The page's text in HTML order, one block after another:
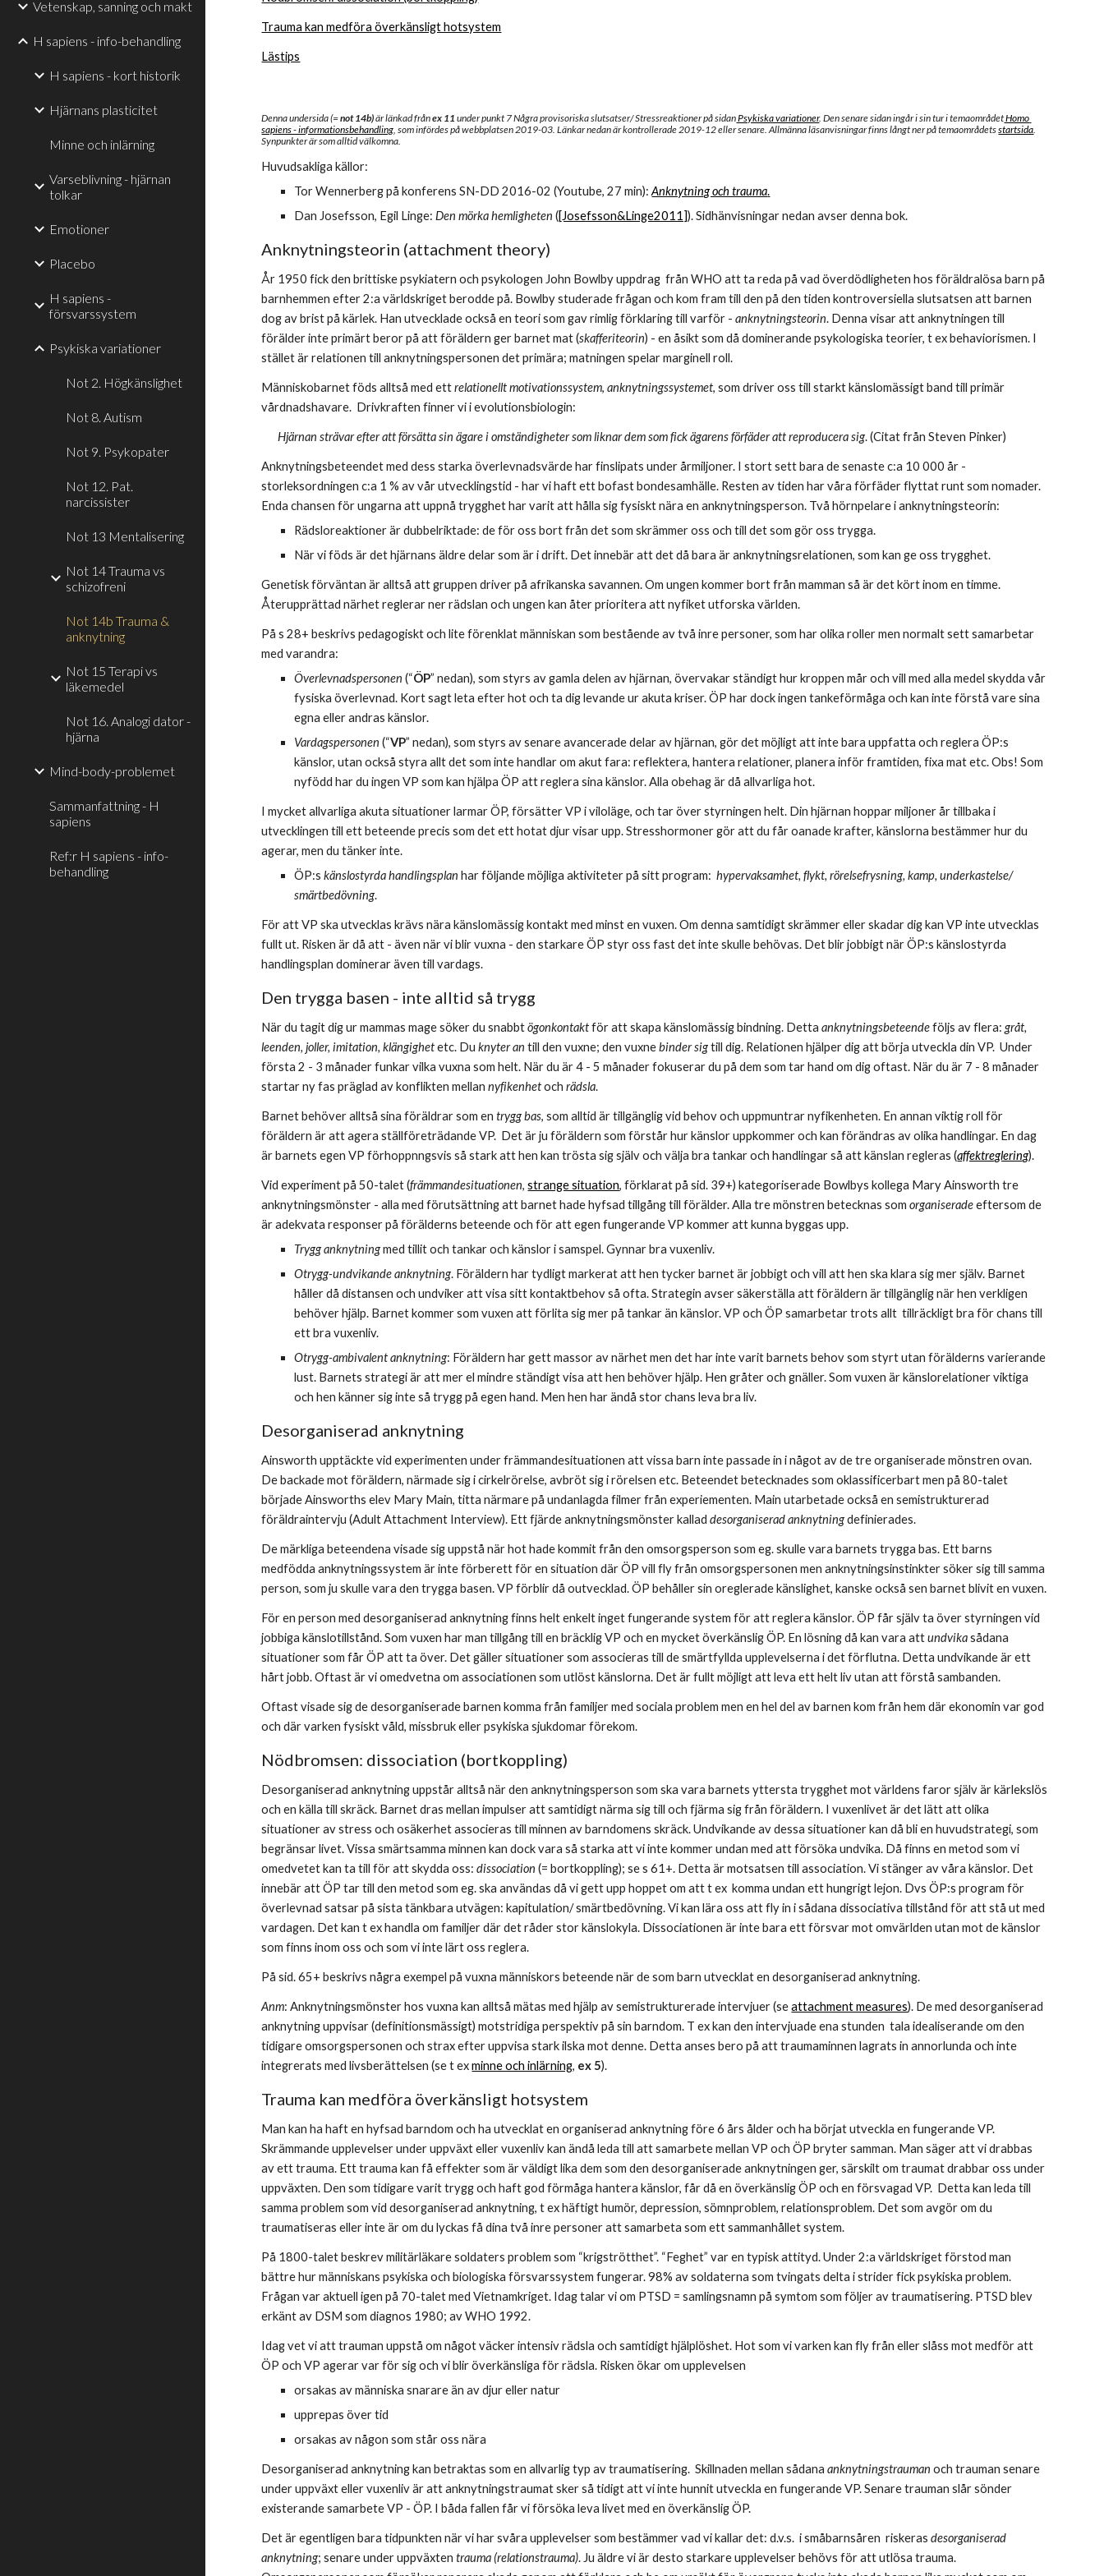
Vetenskap, sanning och makt
H sapiens - info-behandling
H sapiens - kort historik
Hjärnans plasticitet
Minne och inlärning
Varseblivning - hjärnan
tolkar
Emotioner
Placebo
H sapiens -
försvarssystem
Psykiska variationer
Not 2. Högkänslighet
Not 8. Autism
Not 9. Psykopater
Not 12. Pat.
narcissister
Not 13 Mentalisering
Not 14 Trauma vs
schizofreni
Not 14b Trauma &
anknytning
Not 15 Terapi vs
läkemedel
Not 16. Analogi dator -
hjärna
Mind-body-problemet
Sammanfattning - H
sapiens
Ref:r H sapiens - info-
behandling
Trauma kan medföra överkänsligt hotsystem
Lästips
Denna undersida (= not 14b) är länkad från ex 11 under punkt 7 Några provisoriska slutsatser/ Stressreaktioner på sidan Psykiska variationer. Den senare sidan ingår i sin tur i temaområdet Homo
sapiens - informationsbehandling, som infördes på webbplatsen 2019-03. Länkar nedan är kontrollerade 2019-12 eller senare. Allmänna läsanvisningar finns långt ner på temaområdets startsida.
Synpunkter är som alltid välkomna.
Huvudsakliga källor:
Tor Wennerberg på konferens SN-DD 2016-02 (Youtube, 27 min): Anknytning och trauma.
Dan Josefsson, Egil Linge: Den mörka hemligheten ([Josefsson&Linge2011]). Sidhänvisningar nedan avser denna bok.
Anknytningsteorin (attachment theory)
År 1950 fick den brittiske psykiatern och psykologen John Bowlby uppdrag  från WHO att ta reda på vad överdödligheten hos föräldralösa barn på
barnhemmen efter 2:a världskriget berodde på. Bowlby studerade frågan och kom fram till den på den tiden kontroversiella slutsatsen att barnen
dog av brist på kärlek. Han utvecklade också en teori som gav rimlig förklaring till varför - anknytningsteorin. Denna visar att anknytningen till
förälder inte primärt beror på att föräldern ger barnet mat (skafferiteorin) - en åsikt som då dominerande psykologiska teorier, t ex behaviorismen. I
stället är relationen till anknytningspersonen det primära; matningen spelar marginell roll.
Människobarnet föds alltså med ett relationellt motivationssystem, anknytningssystemet, som driver oss till starkt känslomässigt band till primär
vårdnadshavare.  Drivkraften finner vi i evolutionsbiologin:
Hjärnan strävar efter att försätta sin ägare i omständigheter som liknar dem som fick ägarens förfäder att reproducera sig. (Citat från Steven Pinker)
Anknytningsbeteendet med dess starka överlevnadsvärde har finslipats under årmiljoner. I stort sett bara de senaste c:a 10 000 år -
storleksordningen c:a 1 % av vår utvecklingstid - har vi haft ett bofast bondesamhälle. Resten av tiden har våra förfäder flyttat runt som nomader.
Enda chansen för ungarna att uppnå trygghet har varit att hålla sig fysiskt nära en anknytningsperson. Två hörnpelare i anknytningsteorin:
Rädsloreaktioner är dubbelriktade: de för oss bort från det som skrämmer oss och till det som gör oss trygga.
När vi föds är det hjärnans äldre delar som är i drift. Det innebär att det då bara är anknytningsrelationen, som kan ge oss trygghet.
Genetisk förväntan är alltså att gruppen driver på afrikanska savannen. Om ungen kommer bort från mamman så är det kört inom en timme.
Återupprättad närhet reglerar ner rädslan och ungen kan åter prioritera att nyfiket utforska världen.
På s 28+ beskrivs pedagogiskt och lite förenklat människan som bestående av två inre personer, som har olika roller men normalt sett samarbetar
med varandra:
Överlevnadspersonen (“ÖP” nedan), som styrs av gamla delen av hjärnan, övervakar ständigt hur kroppen mår och vill med alla medel skydda vår
fysiska överlevnad. Kort sagt leta efter hot och ta dig levande ur akuta kriser. ÖP har dock ingen tankeförmåga och kan inte förstå vare sina
egna eller andras känslor.
Vardagspersonen (“VP” nedan), som styrs av senare avancerade delar av hjärnan, gör det möjligt att inte bara uppfatta och reglera ÖP:s
känslor, utan också styra allt det som inte handlar om akut fara: reflektera, hantera relationer, planera inför framtiden, fixa mat etc. Obs! Som
nyfödd har du ingen VP som kan hjälpa ÖP att reglera sina känslor. Alla obehag är då allvarliga hot.
I mycket allvarliga akuta situationer larmar ÖP, försätter VP i viloläge, och tar över styrningen helt. Din hjärnan hoppar miljoner år tillbaka i
utvecklingen till ett beteende precis som det ett hotat djur visar upp. Stresshormoner gör att du får oanade krafter, känslorna bestämmer hur du
agerar, men du tänker inte.
ÖP:s känslostyrda handlingsplan har följande möjliga aktiviteter på sitt program: hypervaksamhet, flykt, rörelsefrysning, kamp, underkastelse/
smärtbedövning.
För att VP ska utvecklas krävs nära känslomässig kontakt med minst en vuxen. Om denna samtidigt skrämmer eller skadar dig kan VP inte utvecklas
fullt ut. Risken är då att - även när vi blir vuxna - den starkare ÖP styr oss fast det inte skulle behövas. Det blir jobbigt när ÖP:s känslostyrda
handlingsplan dominerar även till vardags.
Den trygga basen - inte alltid så trygg
När du tagit dig ur mammas mage söker du snabbt ögonkontakt för att skapa känslomässig bindning. Detta anknytningsbeteende följs av flera: gråt,
leenden, joller, imitation, klängighet etc. Du knyter an till den vuxne; den vuxne binder sig till dig. Relationen hjälper dig att börja utveckla din VP.  Under
första 2 - 3 månader funkar vilka vuxna som helt. När du är 4 - 5 månader fokuserar du på dem som tar hand om dig oftast. När du är 7 - 8 månader
startar ny fas präglad av konflikten mellan nyfikenhet och rädsla.
Barnet behöver alltså sina föräldrar som en trygg bas, som alltid är tillgänglig vid behov och uppmuntrar nyfikenheten. En annan viktig roll för
föräldern är att agera ställföreträdande VP.  Det är ju föräldern som förstår hur känslor uppkommer och kan förändras av olika handlingar. En dag
är barnets egen VP förhoppnngsvis så stark att hen kan trösta sig själv och välja bra tankar och handlingar så att känslan regleras (affektreglering).
Vid experiment på 50-talet (främmandesituationen, strange situation, förklarat på sid. 39+) kategoriserade Bowlbys kollega Mary Ainsworth tre
anknytningsmönster - alla med förutsättning att barnet hade hyfsad tillgång till förälder. Alla tre mönstren betecknas som organiserade eftersom de
är adekvata responser på förälderns beteende och för att egen fungerande VP kommer att kunna byggas upp.
Trygg anknytning med tillit och tankar och känslor i samspel. Gynnar bra vuxenliv.
Otrygg-undvikande anknytning. Föräldern har tydligt markerat att hen tycker barnet är jobbigt och vill att hen ska klara sig mer själv. Barnet
håller då distansen och undviker att visa sitt kontaktbehov så ofta. Strategin avser säkerställa att föräldern är tillgänglig när hen verkligen
behöver hjälp. Barnet kommer som vuxen att förlita sig mer på tankar än känslor. VP och ÖP samarbetar trots allt  tillräckligt bra för chans till
ett bra vuxenliv.
Otrygg-ambivalent anknytning: Föräldern har gett massor av närhet men det har inte varit barnets behov som styrt utan förälderns varierande
lust. Barnets strategi är att mer el mindre ständigt visa att hen behöver hjälp. Hen gråter och gnäller. Som vuxen är känslorelationer viktiga
och hen känner sig inte så trygg på egen hand. Men hen har ändå stor chans leva bra liv.
Desorganiserad anknytning
Ainsworth upptäckte vid experimenten under främmandesituationen att vissa barn inte passade in i något av de tre organiserade mönstren ovan.
De backade mot föräldern, närmade sig i cirkelrörelse, avbröt sig i rörelsen etc. Beteendet betecknades som oklassificerbart men på 80-talet
började Ainsworths elev Mary Main, titta närmare på undanlagda filmer från experiementen. Main utarbetade också en semistrukturerad
föräldraintervju (Adult Attachment Interview). Ett fjärde anknytningsmönster kallad desorganiserad anknytning definierades.
De märkliga beteendena visade sig uppstå när hot hade kommit från den omsorgsperson som eg. skulle vara barnets trygga bas. Ett barns
medfödda anknytningssystem är inte förberett för en situation där ÖP vill fly från omsorgspersonen men anknytningsinstinkter söker sig till samma
person, som ju skulle vara den trygga basen. VP förblir då outvecklad. ÖP behåller sin oreglerade känslighet, kanske också sen barnet blivit en vuxen.
För en person med desorganiserad anknytning finns helt enkelt inget fungerande system för att reglera känslor. ÖP får själv ta över styrningen vid
jobbiga känslotillstånd. Som vuxen har man tillgång till en bräcklig VP och en mycket överkänslig ÖP. En lösning då kan vara att undvika sådana
situationer som får ÖP att ta över. Det gäller situationer som associeras till de smärtfyllda upplevelserna i det förflutna. Detta undvikande är ett
hårt jobb. Oftast är vi omedvetna om associationen som utlöst känslorna. Det är fullt möjligt att leva ett helt liv utan att förstå sambanden.
Oftast visade sig de desorganiserade barnen komma från familjer med sociala problem men en hel del av barnen kom från hem där ekonomin var god
och där varken fysiskt våld, missbruk eller psykiska sjukdomar förekom.
Nödbromsen: dissociation (bortkoppling)
Desorganiserad anknytning uppstår alltså när den anknytningsperson som ska vara barnets yttersta trygghet mot världens faror själv är kärlekslös
och en källa till skräck. Barnet dras mellan impulser att samtidigt närma sig till och fjärma sig från föräldern. I vuxenlivet är det lätt att olika
situationer av stress och osäkerhet associeras till minnen av barndomens skräck. Undvikande av dessa situationer kan då bli en huvudstrategi, som
begränsar livet. Vissa smärtsamma minnen kan dock vara så starka att vi inte kommer undan med att försöka undvika. Då finns en metod som vi
omedvetet kan ta till för att skydda oss: dissociation (= bortkoppling); se s 61+. Detta är motsatsen till association. Vi stänger av våra känslor. Det
innebär att ÖP tar till den metod som eg. ska användas då vi gett upp hoppet om att t ex  komma undan ett hungrigt lejon. Dvs ÖP:s program för
överlevnad satsar på sista tänkbara utvägen: kapitulation/ smärtbedövning. Vi kan lära oss att fly in i sådana dissociativa tillstånd för att stå ut med
vardagen. Det kan t ex handla om familjer där det råder stor känslokyla. Dissociationen är inte bara ett försvar mot omvärlden utan mot de känslor
som finns inom oss och som vi inte lärt oss reglera.
På sid. 65+ beskrivs några exempel på vuxna människors beteende när de som barn utvecklat en desorganiserad anknytning.
Anm: Anknytningsmönster hos vuxna kan alltså mätas med hjälp av semistrukturerade intervjuer (se attachment measures). De med desorganiserad
anknytning uppvisar (definitionsmässigt) motstridiga perspektiv på sin barndom. T ex kan den intervjuade ena stunden  tala idealiserande om den
tidigare omsorgspersonen och strax efter uppvisa stark ilska mot denne. Detta anses bero på att traumaminnen lagrats in annorlunda och inte
integrerats med livsberättelsen (se t ex minne och inlärning, ex 5).
Trauma kan medföra överkänsligt hotsystem
Man kan ha haft en hyfsad barndom och ha utvecklat en organiserad anknytning före 6 års ålder och ha börjat utveckla en fungerande VP.
Skrämmande upplevelser under uppväxt eller vuxenliv kan ändå leda till att samarbete mellan VP och ÖP bryter samman. Man säger att vi drabbas
av ett trauma. Ett trauma kan få effekter som är väldigt lika dem som den desorganiserade anknytningen ger, särskilt om traumat drabbar oss under
uppväxten. Den som tidigare varit trygg och haft god förmåga hantera känslor, får då en överkänslig ÖP och en försvagad VP.  Detta kan leda till
samma problem som vid desorganiserad anknytning, t ex häftigt humör, depression, sömnproblem, relationsproblem. Det som avgör om du
traumatiseras eller inte är om du lyckas få dina två inre personer att samarbeta som ett sammanhållet system.
På 1800-talet beskrev militärläkare soldaters problem som “krigströtthet”. “Feghet” var en typisk attityd. Under 2:a världskriget förstod man
bättre hur människans psykiska och biologiska försvarssystem fungerar. 98% av soldaterna som tvingats delta i strider fick psykiska problem.
Frågan var aktuell igen på 70-talet med Vietnamkriget. Idag talar vi om PTSD = samlingsnamn på symtom som följer av traumatisering. PTSD blev
erkänt av DSM som diagnos 1980; av WHO 1992.
Idag vet vi att trauman uppstå om något väcker intensiv rädsla och samtidigt hjälplöshet. Hot som vi varken kan fly från eller slåss mot medför att
ÖP och VP agerar var för sig och vi blir överkänsliga för rädsla. Risken ökar om upplevelsen
orsakas av människa snarare än av djur eller natur
upprepas över tid
orsakas av någon som står oss nära
Desorganiserad anknytning kan betraktas som en allvarlig typ av traumatisering.  Skillnaden mellan sådana anknytningstrauman och trauman senare
under uppväxt eller vuxenliv är att anknytningstraumat sker så tidigt att vi inte hunnit utveckla en fungerande VP. Senare trauman slår sönder
existerande samarbete VP - ÖP. I båda fallen får vi försöka leva livet med en överkänslig ÖP.
Det är egentligen bara tidpunkten när vi har svåra upplevelser som bestämmer vad vi kallar det: d.v.s.  i småbarnsåren  riskeras desorganiserad
anknytning; senare under uppväxten trauma (relationstrauma). Ju äldre vi är desto starkare upplevelser behövs för att utlösa trauma.